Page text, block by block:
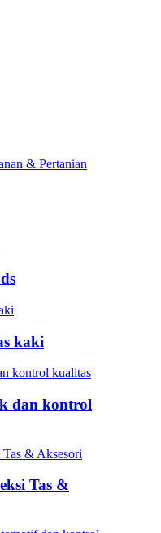
& Pertanian
kaki
dan kontrol
Tas &